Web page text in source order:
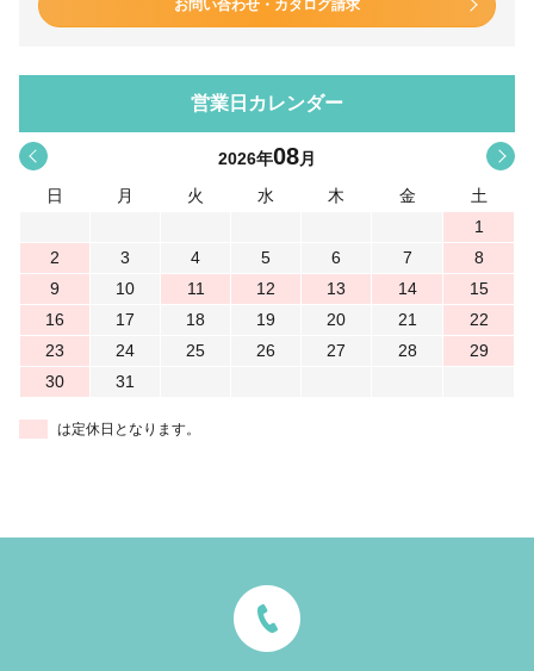
お問い合わせ・カタログ請求
営業日カレンダー
< 2026年08月
日
月 火 水 木 金
土
1
2
3 4 5 6 7
8
9
10 11 12 13 14
15
16
17 18 19 20 21
22
23
24 25 26 27 28
29
30
31
は定休日となります。